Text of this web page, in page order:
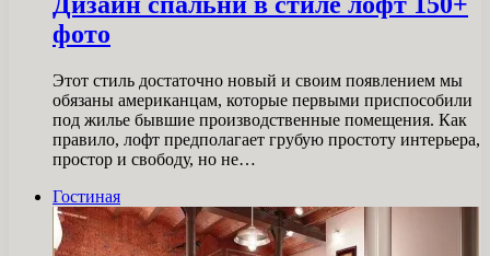
фото
Этот стиль достаточно новый и своим появлением мы
обязаны американцам, которые первыми приспособили
под жилье бывшие производственные помещения. Как
правило, лофт предполагает грубую простоту интерьера,
простор и свободу, но не…
Гостиная